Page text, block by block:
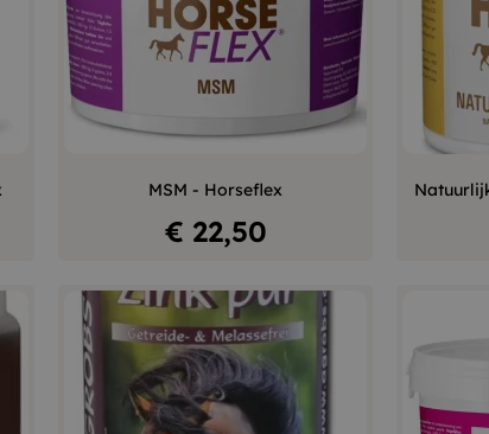
MSM - Horseflex
Prijs
€ 22,50
– +
In winkelwagen